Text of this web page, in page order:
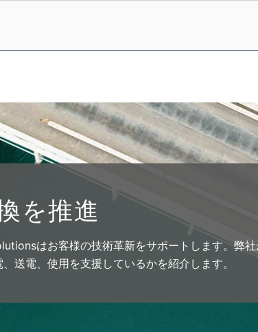
を推進
はお客様の技術革新をサポートします。弊
送電、使用を支援しているかを紹介します。